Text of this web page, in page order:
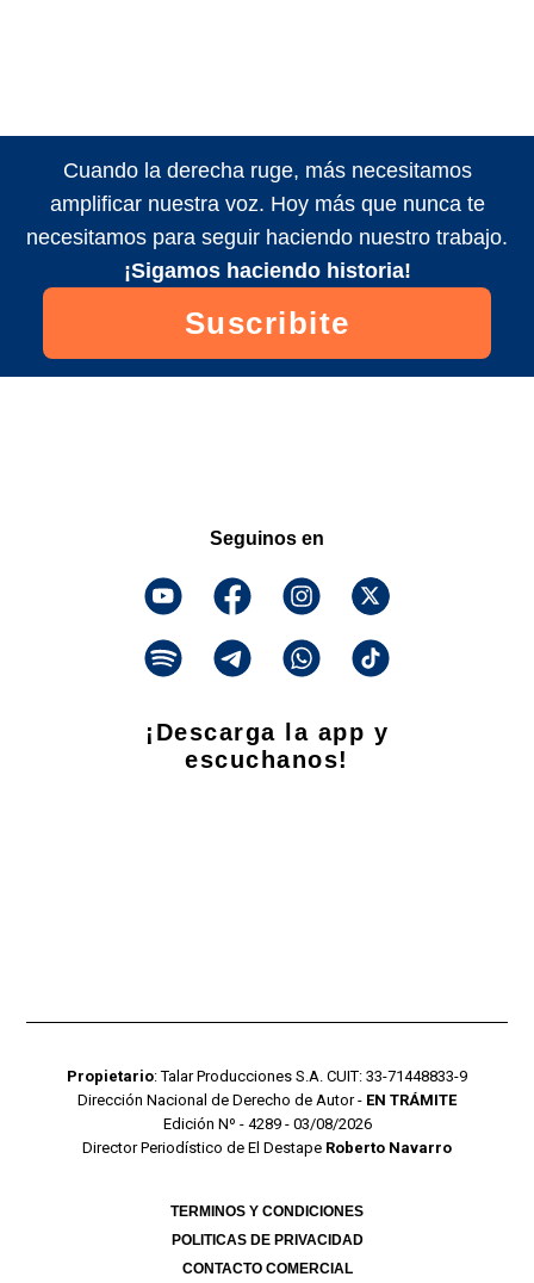
Cuando la derecha ruge, más necesitamos
amplificar nuestra voz. Hoy más que nunca te
necesitamos para seguir haciendo nuestro trabajo.
¡Sigamos haciendo historia!
Suscribite
Seguinos en
¡Descarga la app y
escuchanos!
Propietario: Talar Producciones S.A. CUIT: 33-71448833-9
Dirección Nacional de Derecho de Autor - EN TRÁMITE
Edición Nº - 4289 - 03/08/2026
Director Periodístico de El Destape Roberto Navarro
TERMINOS Y CONDICIONES
POLITICAS DE PRIVACIDAD
CONTACTO COMERCIAL